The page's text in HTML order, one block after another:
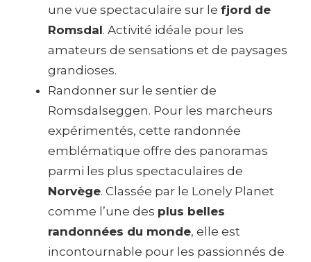
une vue spectaculaire sur le fjord de
Romsdal. Activité idéale pour les
amateurs de sensations et de paysages
grandioses.
Randonner sur le sentier de
Romsdalseggen. Pour les marcheurs
expérimentés, cette randonnée
emblématique offre des panoramas
parmi les plus spectaculaires de
Norvège. Classée par le Lonely Planet
comme l’une des plus belles
randonnées du monde, elle est
incontournable pour les passionnés de